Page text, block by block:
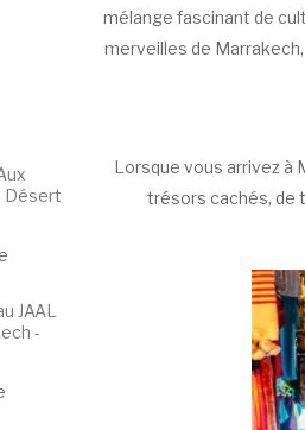
mélange fascinant de
merveilles de
Lorsque vous arrivez à
trésors cachés, de
Désert
JAAL
-